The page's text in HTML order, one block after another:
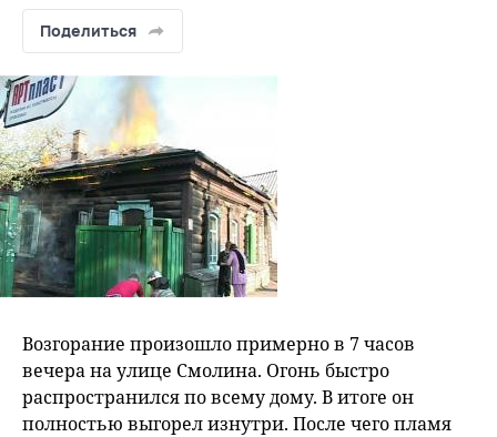
Поделиться
Возгорание произошло примерно в 7 часов
вечера на улице Смолина. Огонь быстро
распространился по всему дому. В итоге он
полностью выгорел изнутри. После чего пламя